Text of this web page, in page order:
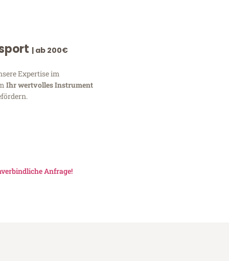
| ab 200€
Expertise im
Ihr wertvolles Instrument
Anfrage!